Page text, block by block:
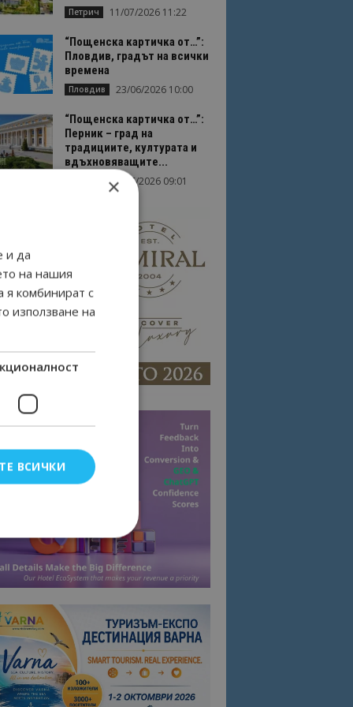
Петрич 11/07/2026 11:22
“Пощенска картичка от…”:
Пловдив, градът на всички
времена
Пловдив 23/06/2026 10:00
“Пощенска картичка от…”:
Перник – град на
традициите, културата и
вдъхновяващите...
17/06/2026 09:01
×
и да
на нашия
я комбинират с
използване на
ВСИЧКИ
влизане и
съгласието
на сайта.